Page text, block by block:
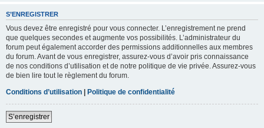
S’ENREGISTRER
Vous devez être enregistré pour vous connecter. L’enregistrement ne prend
que quelques secondes et augmente vos possibilités. L’administrateur du
forum peut également accorder des permissions additionnelles aux membres
du forum. Avant de vous enregistrer, assurez-vous d’avoir pris connaissance
de nos conditions d’utilisation et de notre politique de vie privée. Assurez-vous
de bien lire tout le règlement du forum.
Conditions d’utilisation | Politique de confidentialité
S’enregistrer